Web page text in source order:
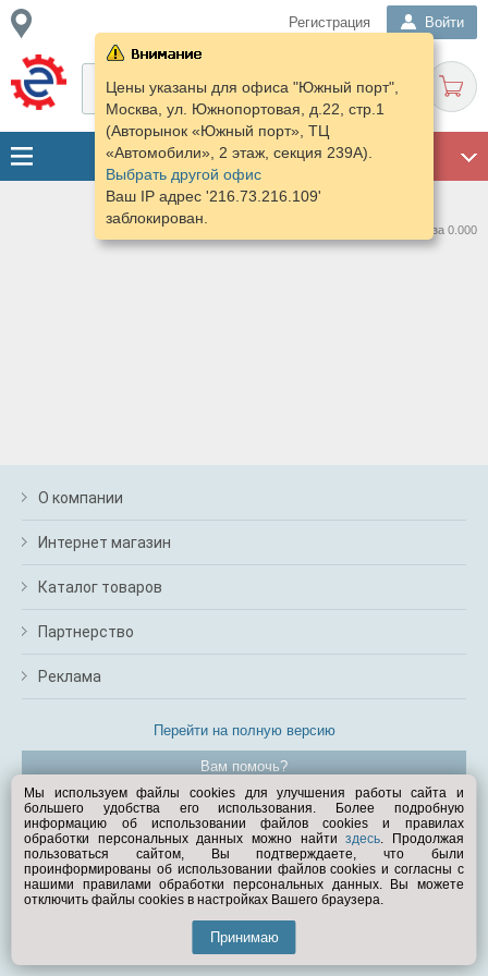
Регистрация Войти
Цены указаны для офиса "Южный порт",
Москва, ул. Южнопортовая, д.22, стр.1
(Авторынок «Южный порт», ТЦ
«Автомобили», 2 этаж, секция 239А).
Выбрать другой офис
Ваш IP адрес '216.73.216.109'
заблокирован.
Нашлось предложений: 0 за 0.000
О компании
Интернет магазин
Каталог товаров
Партнерство
Реклама
Перейти на полную версию
Вам помочь?
© Exist.ru 1998—2026
Мы используем файлы cookies для улучшения работы сайта и
большего удобства его использования. Более подробную
информацию об использовании файлов cookies и правилах
обработки персональных данных можно найтиздесь. Продолжая
пользоваться сайтом, Вы подтверждаете, что были
проинформированы об использовании файлов cookies и согласны с
нашими правилами обработки персональных данных. Вы можете
отключить файлы cookies в настройках Вашего браузера.
Принимаю